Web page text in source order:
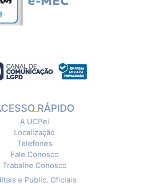
RÁPIDO
A UCPel
Localização
Telefones
Fale Conosco
Trabalhe Conosco
e Public. Oficiais